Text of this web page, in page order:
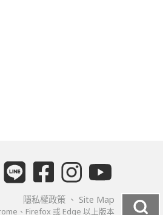
隱私權政策 、 Site Map
、Firefox 或 Edge 以上版本